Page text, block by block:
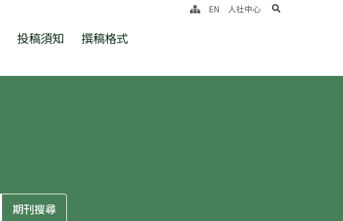
投稿須知 撰稿格式
EN 人社中心 search